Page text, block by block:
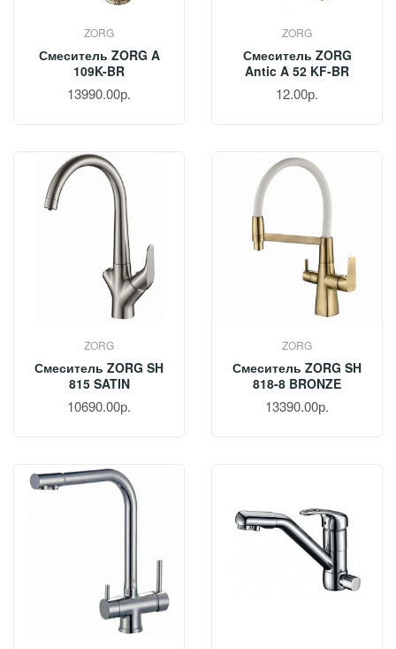
ZORG
Смеситель ZORG A
109K-BR
13990.00р.
ZORG
Смеситель ZORG
Antic A 52 KF-BR
12.00р.
ZORG
Смеситель ZORG SH
815 SATIN
10690.00р.
ZORG
Смеситель ZORG SH
818-8 BRONZE
13390.00р.